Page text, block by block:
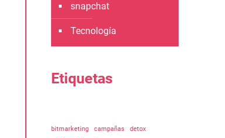
snapchat
Tecnología
Etiquetas
bitmarketing campañas detox